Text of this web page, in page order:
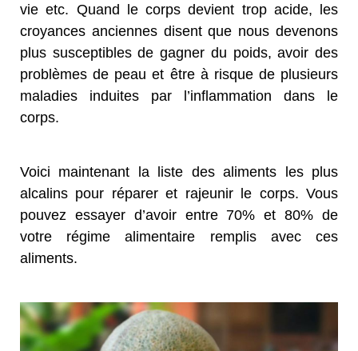
vie etc. Quand le corps devient trop acide, les
croyances anciennes disent que nous devenons
plus susceptibles de gagner du poids, avoir des
problèmes de peau et être à risque de plusieurs
maladies induites par l’inflammation dans le
corps.
Voici maintenant la liste des aliments les plus
alcalins pour réparer et rajeunir le corps. Vous
pouvez essayer d’avoir entre 70% et 80% de
votre régime alimentaire remplis avec ces
aliments.